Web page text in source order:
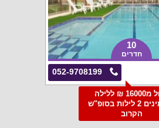
10
חדרים
052-9708199
החל מ16000 ₪ ללילה
למזמינים 2 לילות בסופ"ש
הקרוב